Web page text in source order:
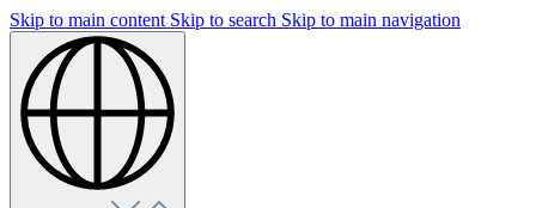
Skip to main content Skip to search Skip to main navigation